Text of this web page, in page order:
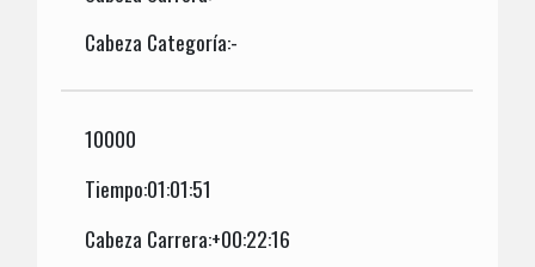
Cabeza Categoría:-
10000
Tiempo:01:01:51
Cabeza Carrera:+00:22:16